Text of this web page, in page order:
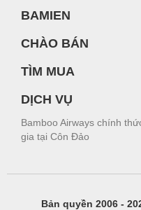
BAMIEN
CHÀO BÁN
TÌM MUA
DỊCH VỤ
Bamboo Airways chính
gia tại Côn Đảo
Bản quyền 2006 -